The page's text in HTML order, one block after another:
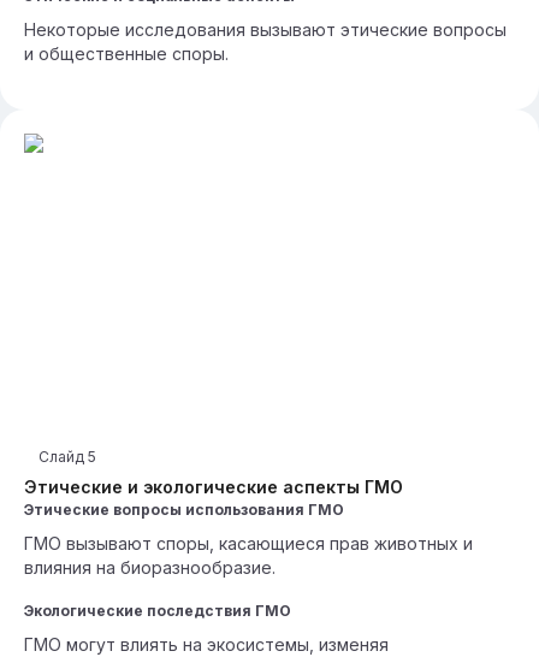
Некоторые исследования вызывают этические вопросы
и общественные споры.
Этические и экологические аспекты ГМО
Слайд 5
Этические вопросы использования ГМО
ГМО вызывают споры, касающиеся прав животных и
влияния на биоразнообразие.
Экологические последствия ГМО
ГМО могут влиять на экосистемы, изменяя